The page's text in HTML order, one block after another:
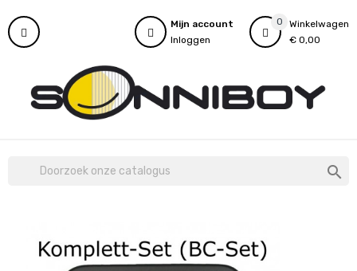
0
Winkelwagen
€ 0,00
Mijn account
Inloggen
